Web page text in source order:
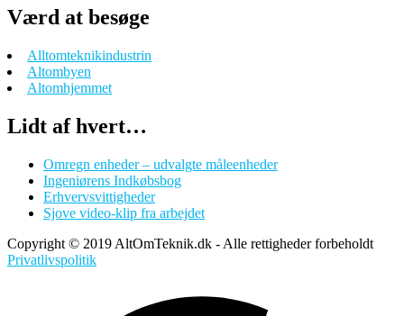
Værd at besøge
Alltomteknikindustrin
Altombyen
Altomhjemmet
Lidt af hvert…
Omregn enheder – udvalgte måleenheder
Ingeniørens Indkøbsbog
Erhvervsvittigheder
Sjove video-klip fra arbejdet
Copyright © 2019 AltOmTeknik.dk - Alle rettigheder forbeholdt
Privatlivspolitik